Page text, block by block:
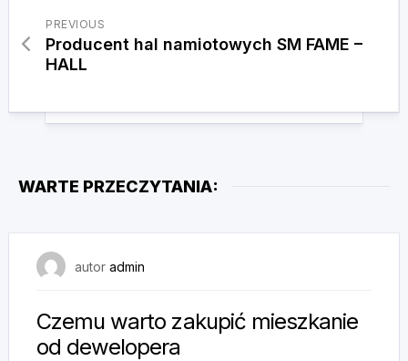
PREVIOUS
Producent hal namiotowych SM FAME –
HALL
WARTE PRZECZYTANIA:
autor admin
Czemu warto zakupić mieszkanie
od dewelopera